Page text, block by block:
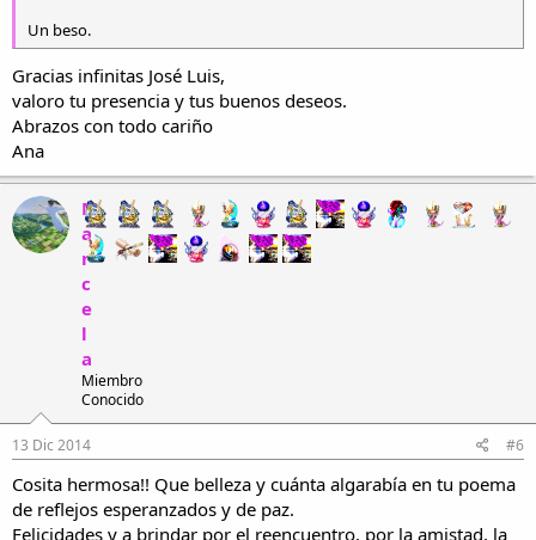
Un beso.
Gracias infinitas José Luis,
valoro tu presencia y tus buenos deseos.
Abrazos con todo cariño
Ana
M
a
r
c
e
l
a
Miembro
Conocido
13 Dic 2014 #6
Cosita hermosa!! Que belleza y cuánta algarabía en tu poema
de reflejos esperanzados y de paz.
Felicidades y a brindar por el reencuentro, por la amistad, la